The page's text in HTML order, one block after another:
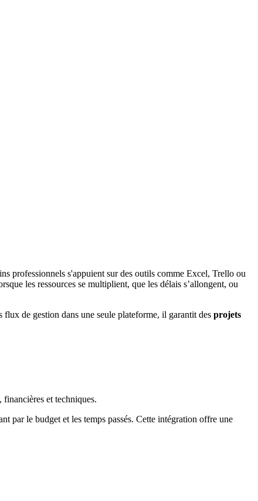
professionnels s'appuient sur des outils comme Excel, Trello ou
les ressources se multiplient, que les délais s’allongent, ou
de gestion dans une seule plateforme, il garantit des projets
financières et techniques.
par le budget et les temps passés. Cette intégration offre une